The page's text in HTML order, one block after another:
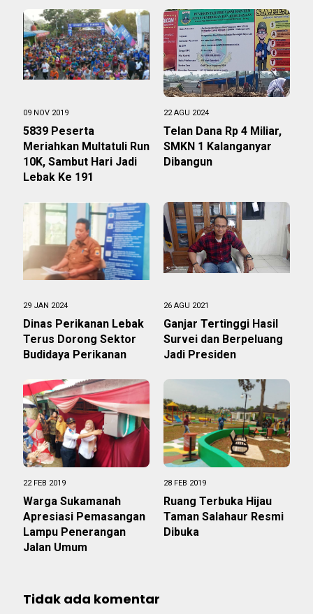
09 NOV 2019
5839 Peserta
Meriahkan Multatuli Run
10K, Sambut Hari Jadi
Lebak Ke 191
22 AGU 2024
Telan Dana Rp 4 Miliar,
SMKN 1 Kalanganyar
Dibangun
29 JAN 2024
Dinas Perikanan Lebak
Terus Dorong Sektor
Budidaya Perikanan
26 AGU 2021
Ganjar Tertinggi Hasil
Survei dan Berpeluang
Jadi Presiden
22 FEB 2019
Warga Sukamanah
Apresiasi Pemasangan
Lampu Penerangan
Jalan Umum
28 FEB 2019
Ruang Terbuka Hijau
Taman Salahaur Resmi
Dibuka
Tidak ada komentar